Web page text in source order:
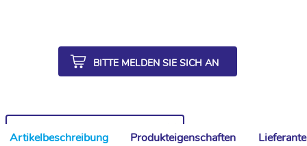
BITTE MELDEN SIE SICH AN
Artikelbeschreibung Produkteigenschaften